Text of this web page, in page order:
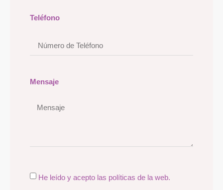
Teléfono
Mensaje
He leído y acepto las políticas de la web.